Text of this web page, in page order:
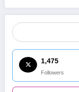
1,475
Followers